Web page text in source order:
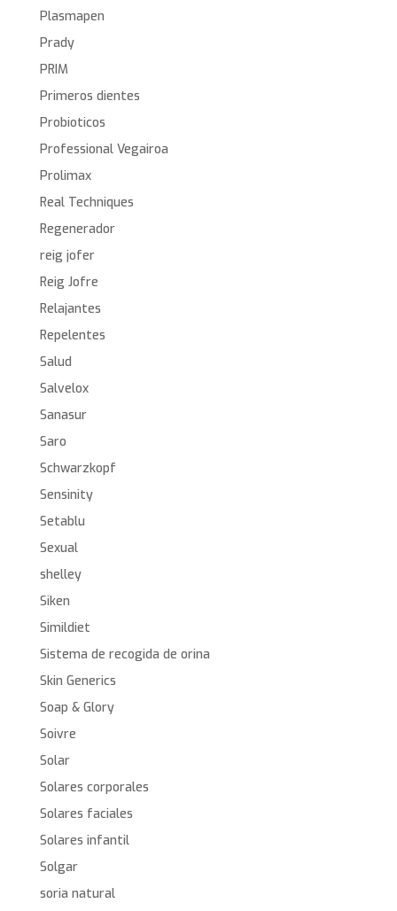
Plasmapen
Prady
PRIM
Primeros dientes
Probioticos
Professional Vegairoa
Prolimax
Real Techniques
Regenerador
reig jofer
Reig Jofre
Relajantes
Repelentes
Salud
Salvelox
Sanasur
Saro
Schwarzkopf
Sensinity
Setablu
Sexual
shelley
Siken
Simildiet
Sistema de recogida de orina
Skin Generics
Soap & Glory
Soivre
Solar
Solares corporales
Solares faciales
Solares infantil
Solgar
soria natural